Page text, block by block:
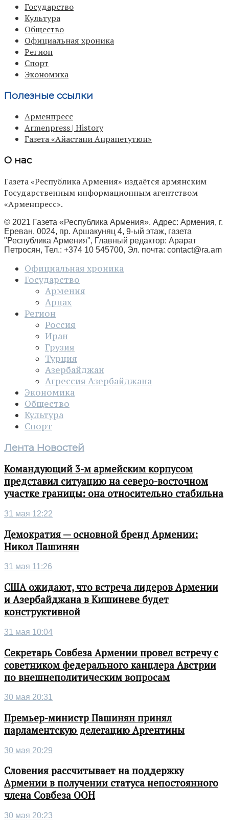
Государство
Культура
Общество
Официальная хроника
Регион
Спорт
Экономика
Полезные ссылки
Арменпресс
Armenpress | History
Газета «Айастани Анрапетутюн»
О нас
Газета «Республика Армения» издаётся армянским
Государственным информационным агентством
«Арменпресс».
© 2021 Газета «Республика Армения». Адрес: Армения, г.
Ереван, 0024, пр. Аршакуняц 4, 9-ый этаж, газета
"Республика Армения", Главный редактор: Арарат
Петросян, Тел.: +374 10 545700, Эл. почта: contact@ra.am
Официальная хроника
Государство
Армения
Арцах
Регион
Россия
Иран
Грузия
Турция
Азербайджан
Агрессия Азербайджана
Экономика
Общество
Культура
Спорт
Лента Новостей
Командующий 3-м армейским корпусом
представил ситуацию на северо-восточном
участке границы: она относительно стабильна
31 мая 12:22
Демократия — основной бренд Армении:
Никол Пашинян
31 мая 11:26
США ожидают, что встреча лидеров Армении
и Азербайджана в Кишиневе будет
конструктивной
31 мая 10:04
Секретарь Совбеза Армении провел встречу с
советником федерального канцлера Австрии
по внешнеполитическим вопросам
30 мая 20:31
Премьер-министр Пашинян принял
парламентскую делегацию Аргентины
30 мая 20:29
Словения рассчитывает на поддержку
Армении в получении статуса непостоянного
члена Совбеза ООН
30 мая 20:23